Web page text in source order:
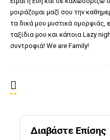
μοιράζομαι μαζί σου την
τα δικά μου μυστικά ομορφιάς,
ταξίδια μου και κάποια Lazy
συντροφιά! We are Family!
Διαβάστε Επίσης